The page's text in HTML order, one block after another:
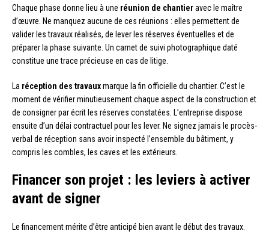
Chaque phase donne lieu à une réunion de chantieravec le maître
d’œuvre. Ne manquez aucune de ces réunions : elles permettent de
valider les travaux réalisés, de lever les réserves éventuelles et de
préparer la phase suivante. Un carnet de suivi photographique daté
constitue une trace précieuse en cas de litige.
La réception des travauxmarque la fin officielle du chantier. C’est le
moment de vérifier minutieusement chaque aspect de la construction et
de consigner par écrit les réserves constatées. L’entreprise dispose
ensuite d’un délai contractuel pour les lever. Ne signez jamais le procès-
verbal de réception sans avoir inspecté l’ensemble du bâtiment, y
compris les combles, les caves et les extérieurs.
Financer son projet : les leviers à activer
avant de signer
Le financement mérite d’être anticipé bien avant le début des travaux.